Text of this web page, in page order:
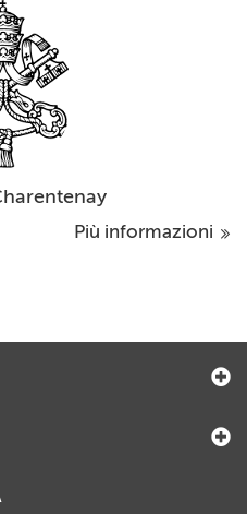
Più informazioni